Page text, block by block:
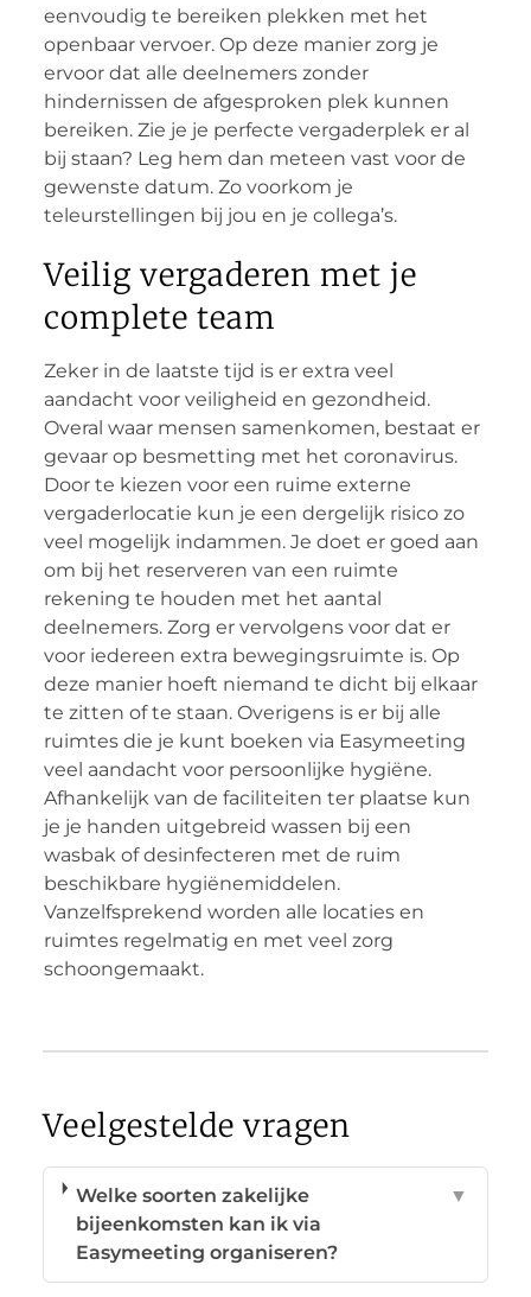
eenvoudig te bereiken plekken met het
openbaar vervoer. Op deze manier zorg je
ervoor dat alle deelnemers zonder
hindernissen de afgesproken plek kunnen
bereiken. Zie je je perfecte vergaderplek er al
bij staan? Leg hem dan meteen vast voor de
gewenste datum. Zo voorkom je
teleurstellingen bij jou en je collega’s.
Veilig vergaderen met je
complete team
Zeker in de laatste tijd is er extra veel
aandacht voor veiligheid en gezondheid.
Overal waar mensen samenkomen, bestaat er
gevaar op besmetting met het coronavirus.
Door te kiezen voor een ruime externe
vergaderlocatie kun je een dergelijk risico zo
veel mogelijk indammen. Je doet er goed aan
om bij het reserveren van een ruimte
rekening te houden met het aantal
deelnemers. Zorg er vervolgens voor dat er
voor iedereen extra bewegingsruimte is. Op
deze manier hoeft niemand te dicht bij elkaar
te zitten of te staan. Overigens is er bij alle
ruimtes die je kunt boeken via Easymeeting
veel aandacht voor persoonlijke hygiëne.
Afhankelijk van de faciliteiten ter plaatse kun
je je handen uitgebreid wassen bij een
wasbak of desinfecteren met de ruim
beschikbare hygiënemiddelen.
Vanzelfsprekend worden alle locaties en
ruimtes regelmatig en met veel zorg
schoongemaakt.
Veelgestelde vragen
Welke soorten zakelijke
bijeenkomsten kan ik via
Easymeeting organiseren?
▼